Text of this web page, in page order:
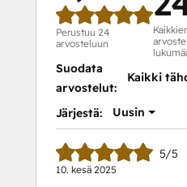
Perustuu 24
arvosteluun
Suodata
arvostelut:
Kaikki
Järjestä: Uusin
5/5
10. kesä 2025